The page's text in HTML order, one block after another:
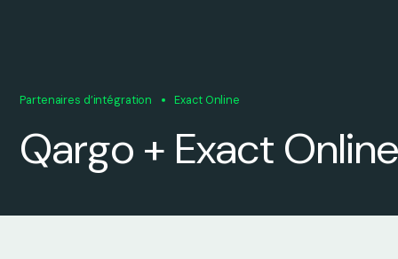
Partenaires d’intégration Exact Online
Qargo + Exact Online